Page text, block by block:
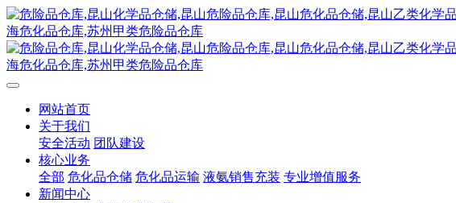
网站首页
关于我们
安全活动 团队建设
核心业务
全部 危化品仓储 危化品运输 液氨销售充装 专业增值服务
新闻中心